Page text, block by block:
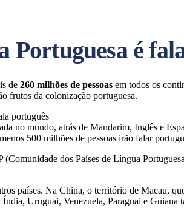
Portuguesa é
de 260 milhões de pessoas em todos os
frutos da colonização portuguesa.
português
no mundo, atrás de Mandarim, Inglês e
500 milhões de pessoas irão falar
(Comunidade dos Países de Língua
países. Na China, o território de Macau,
Uruguai, Venezuela, Paraguai e Guiana